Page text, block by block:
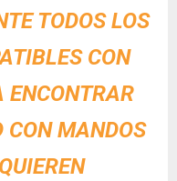
TODOS LOS
CON
ENCONTRAR
MANDOS